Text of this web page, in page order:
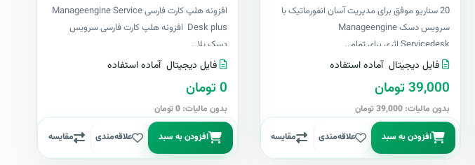
20 سناریو موفق برای مدیریت آسان انفورماتیک با
سرویس دسک Manageengine
Servicedesk اثری برای تمام..
فایل دیجیتال آماده استفاده
39,000 تومان
بدون مالیات: 39,000 تومان
افزودن به سبد علاقه‌مندی مقایسه
افزونه هلپ کارت فارسی Manageengine Service
Desk plus افزونه هلپ کارت فارسی سرویس
دسک پلا..
فایل دیجیتال آماده استفاده
0 تومان
بدون مالیات: 0 تومان
افزودن به سبد علاقه‌مندی مقایسه